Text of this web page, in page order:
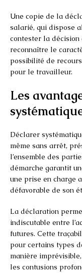
Une copie de la
salarié, qui dispose
contester la
reconnaître le
possibilité de
pour le travailleur.
Les
Déclarer
même sans arrêt,
l’ensemble des
démarche garantit
une prise en charge
défavorable de son
La déclaration
indiscutable entre
futures. Cette
pour certains types
manière
les contusions